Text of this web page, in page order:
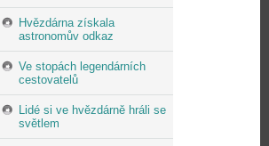
Hvězdárna získala
astronomův odkaz
Ve stopách legendárních
cestovatelů
Lidé si ve hvězdárně hráli se
světlem